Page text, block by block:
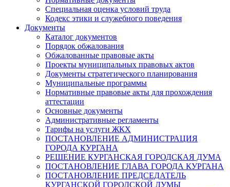
Специальная оценка условий труда
Кодекс этики и служебного поведения
Документы
Каталог документов
Порядок обжалования
Обжалованные правовые акты
Проекты муниципальных правовых актов
Документы стратегического планирования
Муниципальные программы
Нормативные правовые акты для прохождения
аттестации
Основные документы
Административные регламенты
Тарифы на услуги ЖКХ
ПОСТАНОВЛЕНИЕ АДМИНИСТРАЦИЯ
ГОРОДА КУРГАНА
РЕШЕНИЕ КУРГАНСКАЯ ГОРОДСКАЯ ДУМА
ПОСТАНОВЛЕНИЕ ГЛАВА ГОРОДА КУРГАНА
ПОСТАНОВЛЕНИЕ ПРЕДСЕДАТЕЛЬ
КУРГАНСКОЙ ГОРОДСКОЙ ДУМЫ